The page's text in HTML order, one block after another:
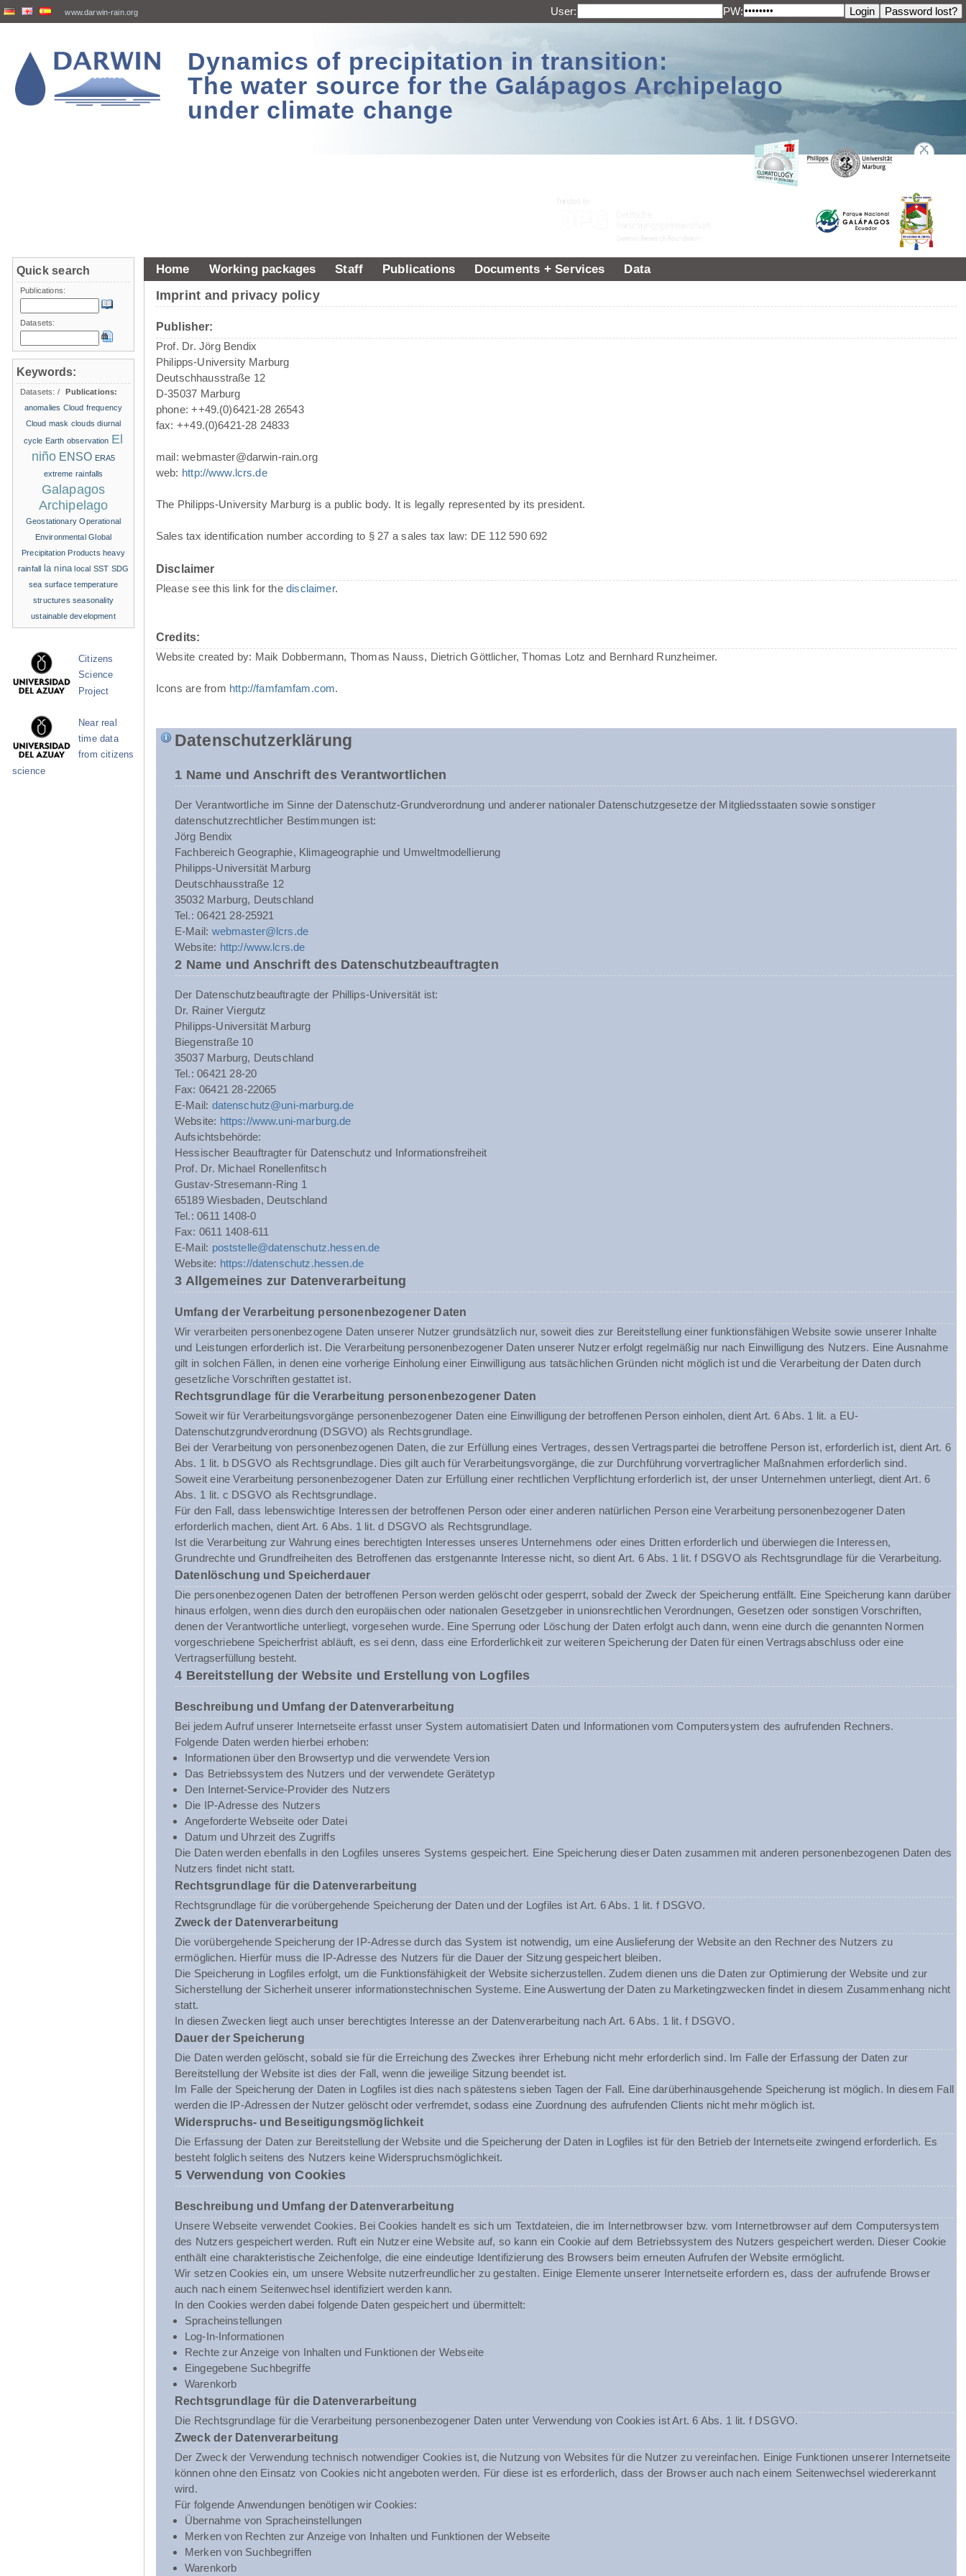
www.darwin-rain.org User: PW:
Dynamics of precipitation in transition:
The water source for the Galápagos Archipelago
under climate change
Home Working packages Staff Publications Documents + Services Data
Imprint and privacy policy
Publisher:
Prof. Dr. Jörg Bendix
Philipps-University Marburg
Deutschhausstraße 12
D-35037 Marburg
phone: ++49.(0)6421-28 26543
fax: ++49.(0)6421-28 24833
mail: webmaster@darwin-rain.org
web: http://www.lcrs.de
The Philipps-University Marburg is a public body. It is legally represented by its president.
Sales tax identification number according to § 27 a sales tax law: DE 112 590 692
Disclaimer
Please see this link for thedisclaimer.
Credits:
Website created by: Maik Dobbermann, Thomas Nauss, Dietrich Göttlicher, Thomas Lotz and Bernhard Runzheimer.
Icons are from http://famfamfam.com.
Datenschutzerklärung
1 Name und Anschrift des Verantwortlichen
Der Verantwortliche im Sinne der Datenschutz-Grundverordnung und anderer nationaler Datenschutzgesetze der Mitgliedsstaaten sowie sonstiger
datenschutzrechtlicher Bestimmungen ist:
Jörg Bendix
Fachbereich Geographie, Klimageographie und Umweltmodellierung
Philipps-Universität Marburg
Deutschhausstraße 12
35032 Marburg, Deutschland
Tel.: 06421 28-25921
E-Mail: webmaster@lcrs.de
Website: http://www.lcrs.de
2 Name und Anschrift des Datenschutzbeauftragten
Der Datenschutzbeauftragte der Phillips-Universität ist:
Dr. Rainer Viergutz
Philipps-Universität Marburg
Biegenstraße 10
35037 Marburg, Deutschland
Tel.: 06421 28-20
Fax: 06421 28-22065
E-Mail: datenschutz@uni-marburg.de
Website: https://www.uni-marburg.de
Aufsichtsbehörde:
Hessischer Beauftragter für Datenschutz und Informationsfreiheit
Prof. Dr. Michael Ronellenfitsch
Gustav-Stresemann-Ring 1
65189 Wiesbaden, Deutschland
Tel.: 0611 1408-0
Fax: 0611 1408-611
E-Mail: poststelle@datenschutz.hessen.de
Website: https://datenschutz.hessen.de
3 Allgemeines zur Datenverarbeitung
Umfang der Verarbeitung personenbezogener Daten
Wir verarbeiten personenbezogene Daten unserer Nutzer grundsätzlich nur, soweit dies zur Bereitstellung einer funktionsfähigen Website sowie unserer Inhalte
und Leistungen erforderlich ist. Die Verarbeitung personenbezogener Daten unserer Nutzer erfolgt regelmäßig nur nach Einwilligung des Nutzers. Eine Ausnahme
gilt in solchen Fällen, in denen eine vorherige Einholung einer Einwilligung aus tatsächlichen Gründen nicht möglich ist und die Verarbeitung der Daten durch
gesetzliche Vorschriften gestattet ist.
Rechtsgrundlage für die Verarbeitung personenbezogener Daten
Soweit wir für Verarbeitungsvorgänge personenbezogener Daten eine Einwilligung der betroffenen Person einholen, dient Art. 6 Abs. 1 lit. a EU-
Datenschutzgrundverordnung (DSGVO) als Rechtsgrundlage.
Bei der Verarbeitung von personenbezogenen Daten, die zur Erfüllung eines Vertrages, dessen Vertragspartei die betroffene Person ist, erforderlich ist, dient Art. 6
Abs. 1 lit. b DSGVO als Rechtsgrundlage. Dies gilt auch für Verarbeitungsvorgänge, die zur Durchführung vorvertraglicher Maßnahmen erforderlich sind.
Soweit eine Verarbeitung personenbezogener Daten zur Erfüllung einer rechtlichen Verpflichtung erforderlich ist, der unser Unternehmen unterliegt, dient Art. 6
Abs. 1 lit. c DSGVO als Rechtsgrundlage.
Für den Fall, dass lebenswichtige Interessen der betroffenen Person oder einer anderen natürlichen Person eine Verarbeitung personenbezogener Daten
erforderlich machen, dient Art. 6 Abs. 1 lit. d DSGVO als Rechtsgrundlage.
Ist die Verarbeitung zur Wahrung eines berechtigten Interesses unseres Unternehmens oder eines Dritten erforderlich und überwiegen die Interessen,
Grundrechte und Grundfreiheiten des Betroffenen das erstgenannte Interesse nicht, so dient Art. 6 Abs. 1 lit. f DSGVO als Rechtsgrundlage für die Verarbeitung.
Datenlöschung und Speicherdauer
Die personenbezogenen Daten der betroffenen Person werden gelöscht oder gesperrt, sobald der Zweck der Speicherung entfällt. Eine Speicherung kann darüber
hinaus erfolgen, wenn dies durch den europäischen oder nationalen Gesetzgeber in unionsrechtlichen Verordnungen, Gesetzen oder sonstigen Vorschriften,
denen der Verantwortliche unterliegt, vorgesehen wurde. Eine Sperrung oder Löschung der Daten erfolgt auch dann, wenn eine durch die genannten Normen
vorgeschriebene Speicherfrist abläuft, es sei denn, dass eine Erforderlichkeit zur weiteren Speicherung der Daten für einen Vertragsabschluss oder eine
Vertragserfüllung besteht.
4 Bereitstellung der Website und Erstellung von Logfiles
Beschreibung und Umfang der Datenverarbeitung
Bei jedem Aufruf unserer Internetseite erfasst unser System automatisiert Daten und Informationen vom Computersystem des aufrufenden Rechners.
Folgende Daten werden hierbei erhoben:
Informationen über den Browsertyp und die verwendete Version
Das Betriebssystem des Nutzers und der verwendete Gerätetyp
Den Internet-Service-Provider des Nutzers
Die IP-Adresse des Nutzers
Angeforderte Webseite oder Datei
Datum und Uhrzeit des Zugriffs
Die Daten werden ebenfalls in den Logfiles unseres Systems gespeichert. Eine Speicherung dieser Daten zusammen mit anderen personenbezogenen Daten des
Nutzers findet nicht statt.
Rechtsgrundlage für die Datenverarbeitung
Rechtsgrundlage für die vorübergehende Speicherung der Daten und der Logfiles ist Art. 6 Abs. 1 lit. f DSGVO.
Zweck der Datenverarbeitung
Die vorübergehende Speicherung der IP-Adresse durch das System ist notwendig, um eine Auslieferung der Website an den Rechner des Nutzers zu
ermöglichen. Hierfür muss die IP-Adresse des Nutzers für die Dauer der Sitzung gespeichert bleiben.
Die Speicherung in Logfiles erfolgt, um die Funktionsfähigkeit der Website sicherzustellen. Zudem dienen uns die Daten zur Optimierung der Website und zur
Sicherstellung der Sicherheit unserer informationstechnischen Systeme. Eine Auswertung der Daten zu Marketingzwecken findet in diesem Zusammenhang nicht
statt.
In diesen Zwecken liegt auch unser berechtigtes Interesse an der Datenverarbeitung nach Art. 6 Abs. 1 lit. f DSGVO.
Dauer der Speicherung
Die Daten werden gelöscht, sobald sie für die Erreichung des Zweckes ihrer Erhebung nicht mehr erforderlich sind. Im Falle der Erfassung der Daten zur
Bereitstellung der Website ist dies der Fall, wenn die jeweilige Sitzung beendet ist.
Im Falle der Speicherung der Daten in Logfiles ist dies nach spätestens sieben Tagen der Fall. Eine darüberhinausgehende Speicherung ist möglich. In diesem Fall
werden die IP-Adressen der Nutzer gelöscht oder verfremdet, sodass eine Zuordnung des aufrufenden Clients nicht mehr möglich ist.
Widerspruchs- und Beseitigungsmöglichkeit
Die Erfassung der Daten zur Bereitstellung der Website und die Speicherung der Daten in Logfiles ist für den Betrieb der Internetseite zwingend erforderlich. Es
besteht folglich seitens des Nutzers keine Widerspruchsmöglichkeit.
5 Verwendung von Cookies
Beschreibung und Umfang der Datenverarbeitung
Unsere Webseite verwendet Cookies. Bei Cookies handelt es sich um Textdateien, die im Internetbrowser bzw. vom Internetbrowser auf dem Computersystem
des Nutzers gespeichert werden. Ruft ein Nutzer eine Website auf, so kann ein Cookie auf dem Betriebssystem des Nutzers gespeichert werden. Dieser Cookie
enthält eine charakteristische Zeichenfolge, die eine eindeutige Identifizierung des Browsers beim erneuten Aufrufen der Website ermöglicht.
Wir setzen Cookies ein, um unsere Website nutzerfreundlicher zu gestalten. Einige Elemente unserer Internetseite erfordern es, dass der aufrufende Browser
auch nach einem Seitenwechsel identifiziert werden kann.
In den Cookies werden dabei folgende Daten gespeichert und übermittelt:
Spracheinstellungen
Log-In-Informationen
Rechte zur Anzeige von Inhalten und Funktionen der Webseite
Eingegebene Suchbegriffe
Warenkorb
Rechtsgrundlage für die Datenverarbeitung
Die Rechtsgrundlage für die Verarbeitung personenbezogener Daten unter Verwendung von Cookies ist Art. 6 Abs. 1 lit. f DSGVO.
Zweck der Datenverarbeitung
Der Zweck der Verwendung technisch notwendiger Cookies ist, die Nutzung von Websites für die Nutzer zu vereinfachen. Einige Funktionen unserer Internetseite
können ohne den Einsatz von Cookies nicht angeboten werden. Für diese ist es erforderlich, dass der Browser auch nach einem Seitenwechsel wiedererkannt
wird.
Für folgende Anwendungen benötigen wir Cookies:
Übernahme von Spracheinstellungen
Merken von Rechten zur Anzeige von Inhalten und Funktionen der Webseite
Merken von Suchbegriffen
Warenkorb
Quick search
Publications:
Datasets:
Keywords:
Datasets: /
Publications:
anomalies Cloud frequency
Cloud mask clouds diurnal
cycle Earth observation El
niño ENSO ERA5
extreme rainfalls
Galapagos
Archipelago
Geostationary Operational
Environmental Global
Precipitation Products heavy
rainfall la nina local SST SDG
sea surface temperature
structures seasonality
ustainable development
Citizens
Science
Project
Near real
time data
from citizens
science